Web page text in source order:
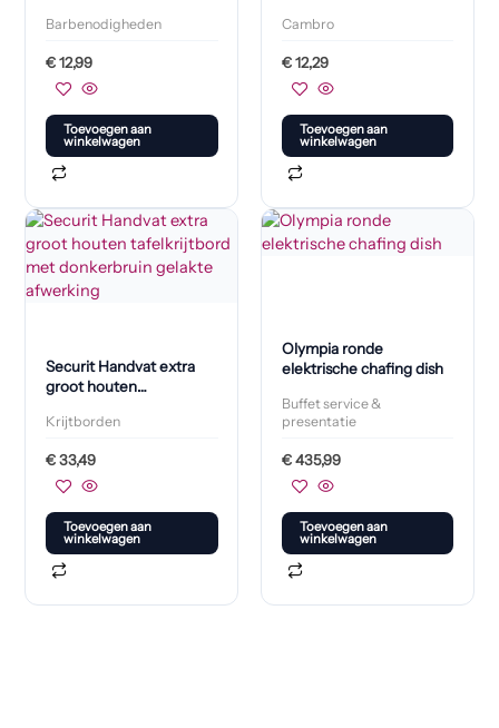
staal
Barbenodigheden
€12,99
Toevoegen aan
winkelwagen
Cambro
€12,29
Toevoegen aan
winkelwagen
Securit Handvat extra
groot houten
donkerbruin gelakte
Krijtborden
€33,49
Toevoegen aan
winkelwagen
Olympia ronde
elektrische chafing dish
Buffet service &
presentatie
€435,99
Toevoegen aan
winkelwagen